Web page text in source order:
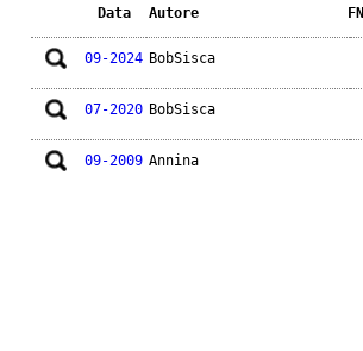
Data Autore FN
09-2024 BobSisca
07-2020 BobSisca
09-2009 Annina